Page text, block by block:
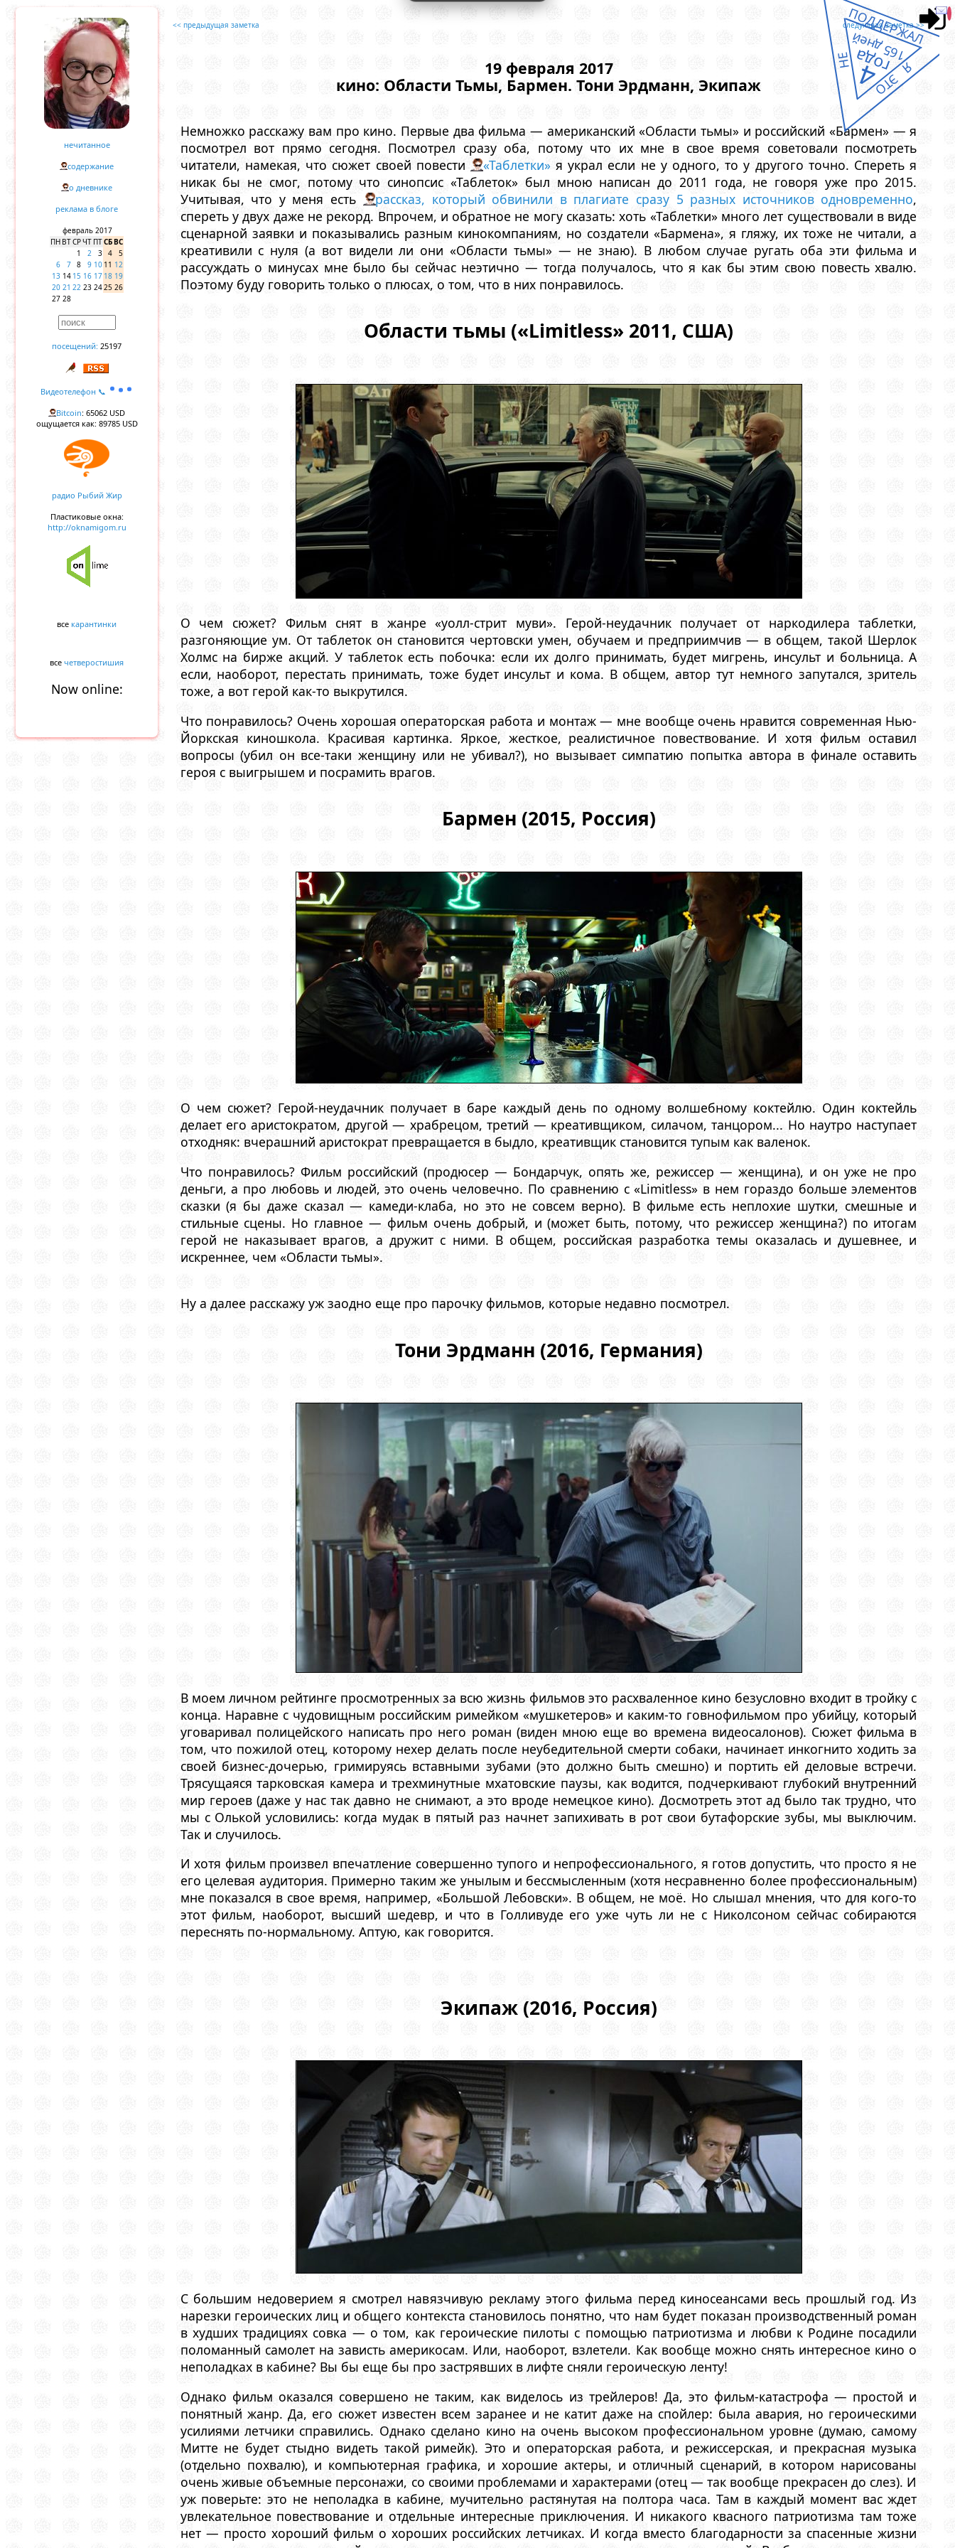
нечитанное
содержание
о дневнике
реклама в блоге
февраль 2017
ПН ВТСРЧТ ПТСБВС
1
2 3 4
5
6
7 8 9 10 11 12
13 14 15 16 17 18 19
20 21 22 23 2425 26
27 28
посещений: 25197
Видеотелефон 📞
Bitcoin: 65062 USD
ощущается как: 89785 USD
радио Рыбий Жир
Пластиковые окна:
http://oknamigom.ru
все карантинки
все четверостишия
Now online:
<< предыдущая заметка следующая заметка >>
19 февраля 2017
кино: Области Тьмы, Бармен. Тони Эрдманн, Экипаж
Немножко расскажу вам про кино. Первые два фильма — американский «Области тьмы» и российский «Бармен» — я
посмотрел вот прямо сегодня. Посмотрел сразу оба, потому что их мне в свое время советовали посмотреть
читатели, намекая, что сюжет своей повести
«Таблетки»я украл если не у одного, то у другого точно. Спереть я
никак бы не смог, потому что синопсис «Таблеток» был мною написан до 2011 года, не говоря уже про 2015.
Учитывая, что у меня есть
рассказ, который обвинили в плагиате сразу 5 разных источников одновременно,
спереть у двух даже не рекорд. Впрочем, и обратное не могу сказать: хоть «Таблетки» много лет существовали в виде
сценарной заявки и показывались разным кинокомпаниям, но создатели «Бармена», я гляжу, их тоже не читали, а
креативили с нуля (а вот видели ли они «Области тьмы» — не знаю). В любом случае ругать оба эти фильма и
рассуждать о минусах мне было бы сейчас неэтично — тогда получалось, что я как бы этим свою повесть хвалю.
Поэтому буду говорить только о плюсах, о том, что в них понравилось.
Области тьмы («Limitless» 2011, США)
О чем сюжет? Фильм снят в жанре «уолл-стрит муви». Герой-неудачник получает от наркодилера таблетки,
разгоняющие ум. От таблеток он становится чертовски умен, обучаем и предприимчив — в общем, такой Шерлок
Холмс на бирже акций. У таблеток есть побочка: если их долго принимать, будет мигрень, инсульт и больница. А
если, наоборот, перестать принимать, тоже будет инсульт и кома. В общем, автор тут немного запутался, зритель
тоже, а вот герой как-то выкрутился.
Что понравилось? Очень хорошая операторская работа и монтаж — мне вообще очень нравится современная Нью-
Йоркская киношкола. Красивая картинка. Яркое, жесткое, реалистичное повествование. И хотя фильм оставил
вопросы (убил он все-таки женщину или не убивал?), но вызывает симпатию попытка автора в финале оставить
героя с выигрышем и посрамить врагов.
Бармен (2015, Россия)
О чем сюжет? Герой-неудачник получает в баре каждый день по одному волшебному коктейлю. Один коктейль
делает его аристократом, другой — храбрецом, третий — креативщиком, силачом, танцором... Но наутро наступает
отходняк: вчерашний аристократ превращается в быдло, креативщик становится тупым как валенок.
Что понравилось? Фильм российский (продюсер — Бондарчук, опять же, режиссер — женщина), и он уже не про
деньги, а про любовь и людей, это очень человечно. По сравнению с «Limitless» в нем гораздо больше элементов
сказки (я бы даже сказал — камеди-клаба, но это не совсем верно). В фильме есть неплохие шутки, смешные и
стильные сцены. Но главное — фильм очень добрый, и (может быть, потому, что режиссер женщина?) по итогам
герой не наказывает врагов, а дружит с ними. В общем, российская разработка темы оказалась и душевнее, и
искреннее, чем «Области тьмы».
Ну а далее расскажу уж заодно еще про парочку фильмов, которые недавно посмотрел.
Тони Эрдманн (2016, Германия)
В моем личном рейтинге просмотренных за всю жизнь фильмов это расхваленное кино безусловно входит в тройку с
конца. Наравне с чудовищным российским римейком «мушкетеров» и каким-то говнофильмом про убийцу, который
уговаривал полицейского написать про него роман (виден мною еще во времена видеосалонов). Сюжет фильма в
том, что пожилой отец, которому нехер делать после неубедительной смерти собаки, начинает инкогнито ходить за
своей бизнес-дочерью, гримируясь вставными зубами (это должно быть смешно) и портить ей деловые встречи.
Трясущаяся тарковская камера и трехминутные мхатовские паузы, как водится, подчеркивают глубокий внутренний
мир героев (даже у нас так давно не снимают, а это вроде немецкое кино). Досмотреть этот ад было так трудно, что
мы с Олькой условились: когда мудак в пятый раз начнет запихивать в рот свои бутафорские зубы, мы выключим.
Так и случилось.
И хотя фильм произвел впечатление совершенно тупого и непрофессионального, я готов допустить, что просто я не
его целевая аудитория. Примерно таким же унылым и бессмысленным (хотя несравненно более профессиональным)
мне показался в свое время, например, «Большой Лебовски». В общем, не моё. Но слышал мнения, что для кого-то
этот фильм, наоборот, высший шедевр, и что в Голливуде его уже чуть ли не с Николсоном сейчас собираются
переснять по-нормальному. Аптую, как говорится.
Экипаж (2016, Россия)
С большим недоверием я смотрел навязчивую рекламу этого фильма перед киносеансами весь прошлый год. Из
нарезки героических лиц и общего контекста становилось понятно, что нам будет показан производственный роман
в худших традициях совка — о том, как героические пилоты с помощью патриотизма и любви к Родине посадили
поломанный самолет на зависть америкосам. Или, наоборот, взлетели. Как вообще можно снять интересное кино о
неполадках в кабине? Вы бы еще бы про застрявших в лифте сняли героическую ленту!
Однако фильм оказался совершено не таким, как виделось из трейлеров! Да, это фильм-катастрофа — простой и
понятный жанр. Да, его сюжет известен всем заранее и не катит даже на спойлер: была авария, но героическими
усилиями летчики справились. Однако сделано кино на очень высоком профессиональном уровне (думаю, самому
Митте не будет стыдно видеть такой римейк). Это и операторская работа, и режиссерская, и прекрасная музыка
(отдельно похвалю), и компьютерная графика, и хорошие актеры, и отличный сценарий, в котором нарисованы
очень живые объемные персонажи, со своими проблемами и характерами (отец — так вообще прекрасен до слез). И
уж поверьте: это не неполадка в кабине, мучительно растянутая на полтора часа. Там в каждый момент вас ждет
увлекательное повествование и отдельные интересные приключения. И никакого квасного патриотизма там тоже
нет — просто хороший фильм о хороших российских летчиках. И когда вместо благодарности за спасенные жизни
Я ЭТО
НЕ
ПОДДЕРЖАЛ
4
года
165 дней